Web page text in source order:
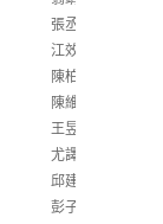
張丞宏
江效儒
陳柏叡
陳維甄
王昱婷
尤譯霆
邱建宏
彭子馨